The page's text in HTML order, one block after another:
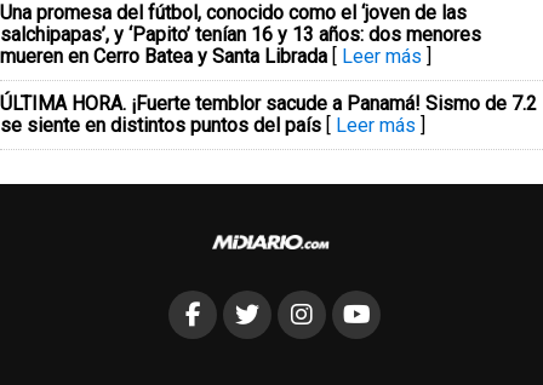
Una promesa del fútbol, conocido como el ‘joven de las
salchipapas’, y ‘Papito’ tenían 16 y 13 años: dos menores
mueren en Cerro Batea y Santa Librada [ Leer más ]
ÚLTIMA HORA. ¡Fuerte temblor sacude a Panamá! Sismo de 7.2
se siente en distintos puntos del país [ Leer más ]